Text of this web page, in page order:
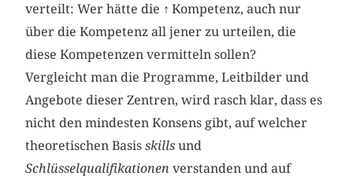
verteilt: Wer hätte die ↑Kompetenz, auch nur
über die Kompetenz all jener zu urteilen, die
diese Kompetenzen vermitteln sollen?
Vergleicht man die Programme, Leitbilder und
Angebote dieser Zentren, wird rasch klar, dass es
nicht den mindesten Konsens gibt, auf welcher
theoretischen Basisskills und
Schlüsselqualifikationen verstanden und auf